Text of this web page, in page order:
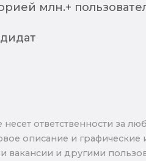
млн.+
ответственности за
описание и
вакансии и другими